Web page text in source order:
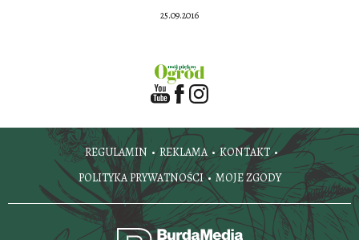
25.09.2016
REGULAMIN REKLAMA
KONTAKT
POLITYKA PRYWATNOŚCI
MOJE ZGODY